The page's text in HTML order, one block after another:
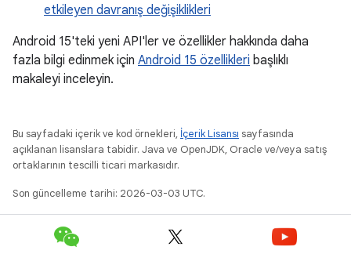
etkileyen davranış değişiklikleri
Android 15'teki yeni API'ler ve özellikler hakkında daha
fazla bilgi edinmek için Android 15 özellikleri başlıklı
makaleyi inceleyin.
Bu sayfadaki içerik ve kod örnekleri, İçerik Lisansı sayfasında
açıklanan lisanslara tabidir. Java ve OpenJDK, Oracle ve/veya satış
ortaklarının tescilli ticari markasıdır.
Son güncelleme tarihi: 2026-03-03 UTC.